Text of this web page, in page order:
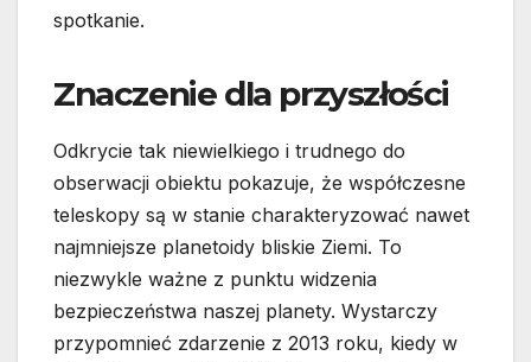
spotkanie.
Znaczenie dla przyszłości
Odkrycie tak niewielkiego i trudnego do
obserwacji obiektu pokazuje, że współczesne
teleskopy są w stanie charakteryzować nawet
najmniejsze planetoidy bliskie Ziemi. To
niezwykle ważne z punktu widzenia
bezpieczeństwa naszej planety. Wystarczy
przypomnieć zdarzenie z 2013 roku, kiedy w